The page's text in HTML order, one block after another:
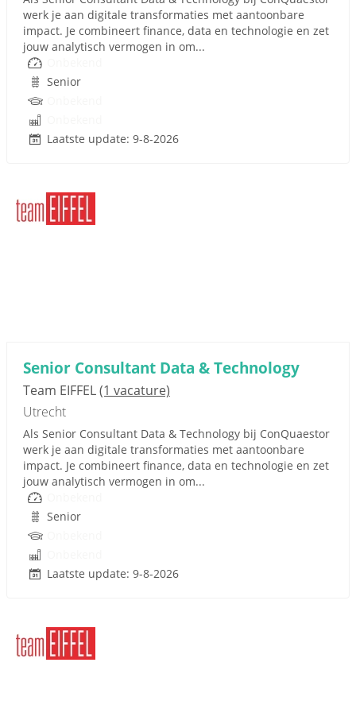
werk je aan digitale transformaties met aantoonbare
impact. Je combineert finance, data en technologie en zet
jouw analytisch vermogen in om...
Senior
Laatste update: 9-8-2026
Senior Consultant Data & Technology
Team EIFFEL(1 vacature)
Utrecht
Als Senior Consultant Data & Technology bij ConQuaestor
werk je aan digitale transformaties met aantoonbare
impact. Je combineert finance, data en technologie en zet
jouw analytisch vermogen in om...
Senior
Laatste update: 9-8-2026